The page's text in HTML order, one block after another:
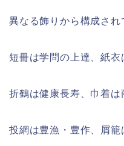
異なる飾りから構成され
短冊は学問の上達、紙衣
折鶴は健康長寿、巾着は
投網は豊漁・豊作、屑籠